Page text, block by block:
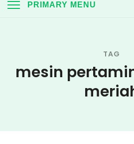
PRIMARY MENU
TAG
mesin